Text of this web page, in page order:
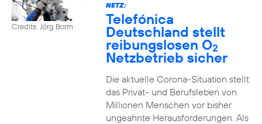
Credits: Jörg Borm
NETZ:
Telefónica
Deutschland stellt
reibungslosen O2
Netzbetrieb sicher
Die aktuelle Corona-Situation stellt
das Privat- und Berufsleben von
Millionen Menschen vor bisher
ungeahnte Herausforderungen. Als